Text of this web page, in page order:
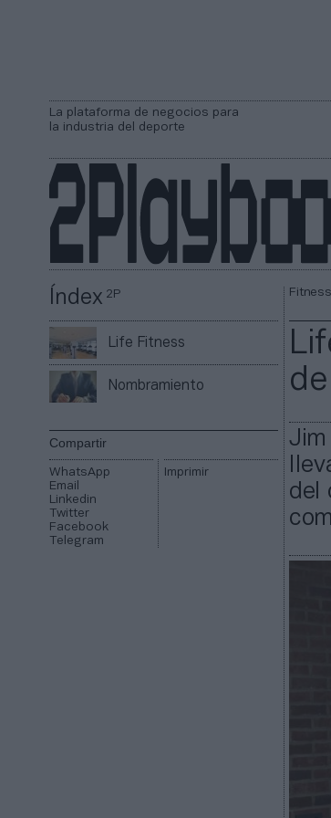
La plataforma de negocios para
la industria del deporte
Índex2P
Life Fitness
Nombramiento
Compartir
WhatsApp
Email
Linkedin
Twitter
Facebook
Telegram
Imprimir
Fitness
Jim
del